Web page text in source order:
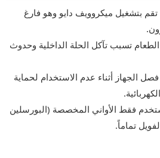
تقم بتشغيل ميكروويف دايو وهو فارغ
الطعام تسبب تآكل الحلة الداخلية وحدوث
الجهاز أثناء عدم الاستخدام لحماية
فقط الأواني المخصصة (البورسلين
تماماً.